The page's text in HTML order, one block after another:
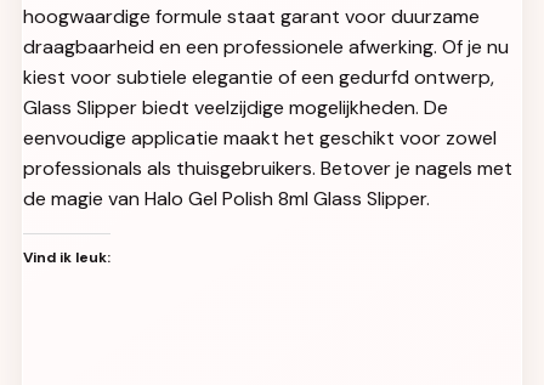
hoogwaardige formule staat garant voor duurzame
draagbaarheid en een professionele afwerking. Of je nu
kiest voor subtiele elegantie of een gedurfd ontwerp,
Glass Slipper biedt veelzijdige mogelijkheden. De
eenvoudige applicatie maakt het geschikt voor zowel
professionals als thuisgebruikers. Betover je nagels met
de magie van Halo Gel Polish 8ml Glass Slipper.
Vind ik leuk: